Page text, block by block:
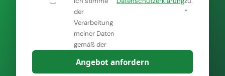
z.B. 0,28 € / kWh
der
Verarbeitung
meiner Daten
gemäß der
*
Angebot anfordern